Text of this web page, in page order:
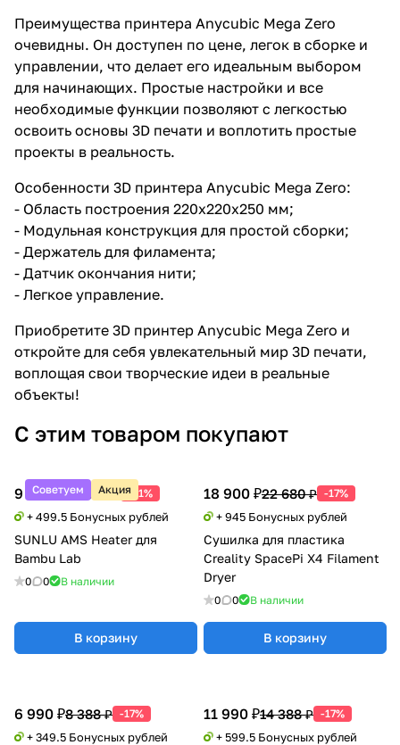
Преимущества принтера Anycubic Mega Zero
очевидны. Он доступен по цене, легок в сборке и
управлении, что делает его идеальным выбором
для начинающих. Простые настройки и все
необходимые функции позволяют с легкостью
освоить основы 3D печати и воплотить простые
проекты в реальность.
Особенности 3D принтера Anycubic Mega Zero:
- Область построения 220х220х250 мм;
- Модульная конструкция для простой сборки;
- Держатель для филамента;
- Датчик окончания нити;
- Легкое управление.
Приобретите 3D принтер Anycubic Mega Zero и
откройте для себя увлекательный мир 3D печати,
воплощая свои творческие идеи в реальные
объекты!
С этим товаром покупают
Советуем Акция
9 990 ₽20 388 ₽ -51%
+ 499.5 Бонусных рублей
SUNLU AMS Heater для
Bambu Lab
0 0 В наличии
В корзину
18 900 ₽22 680 ₽ -17%
+ 945 Бонусных рублей
Сушилка для пластика
Creality SpacePi X4 Filament
Dryer
0 0 В наличии
В корзину
6 990 ₽8 388 ₽ -17%
+ 349.5 Бонусных рублей
11 990 ₽14 388 ₽ -17%
+ 599.5 Бонусных рублей